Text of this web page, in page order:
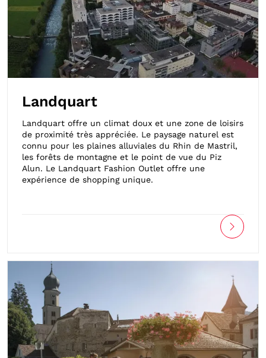
Landquart
Landquart offre un climat doux et une zone de loisirs
de proximité très appréciée. Le paysage naturel est
connu pour les plaines alluviales du Rhin de Mastril,
les forêts de montagne et le point de vue du Piz
Alun. Le Landquart Fashion Outlet offre une
expérience de shopping unique.